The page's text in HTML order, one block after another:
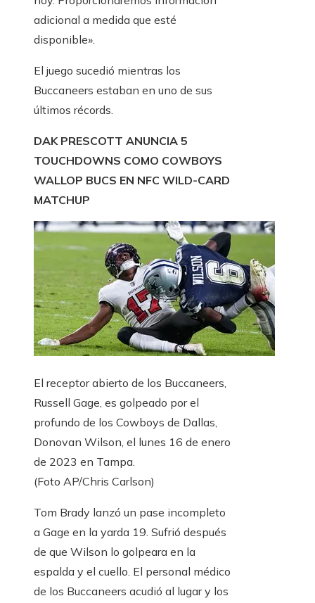
adicional a medida que esté
disponible».
El juego sucedió mientras los
Buccaneers estaban en uno de sus
últimos récords.
DAK PRESCOTT ANUNCIA 5
TOUCHDOWNS COMO COWBOYS
WALLOP BUCS EN NFC WILD-CARD
MATCHUP
El receptor abierto de los Buccaneers,
Russell Gage, es golpeado por el
profundo de los Cowboys de Dallas,
Donovan Wilson, el lunes 16 de enero
de 2023 en Tampa.
(Foto AP/Chris Carlson)
Tom Brady lanzó un pase incompleto
a Gage en la yarda 19. Sufrió después
de que Wilson lo golpeara en la
espalda y el cuello. El personal médico
de los Buccaneers acudió al lugar y los